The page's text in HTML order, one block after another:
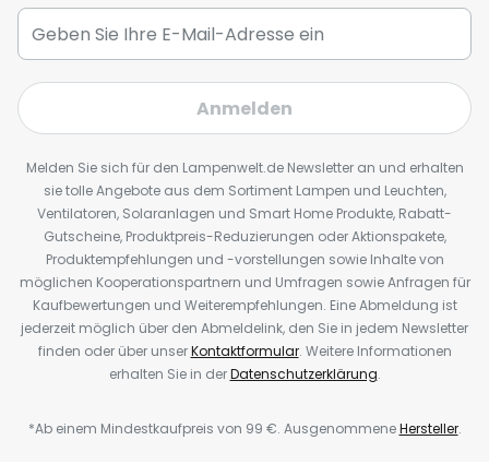
Anmelden
Melden Sie sich für den Lampenwelt.de Newsletter an und erhalten
sie tolle Angebote aus dem Sortiment Lampen und Leuchten,
Ventilatoren, Solaranlagen und Smart Home Produkte, Rabatt-
Gutscheine, Produktpreis-Reduzierungen oder Aktionspakete,
Produktempfehlungen und -vorstellungen sowie Inhalte von
möglichen Kooperationspartnern und Umfragen sowie Anfragen für
Kaufbewertungen und Weiterempfehlungen. Eine Abmeldung ist
jederzeit möglich über den Abmeldelink, den Sie in jedem Newsletter
finden oder über unserKontaktformular. Weitere Informationen
erhalten Sie in derDatenschutzerklärung.
*Ab einem Mindestkaufpreis von 99 €. AusgenommeneHersteller.